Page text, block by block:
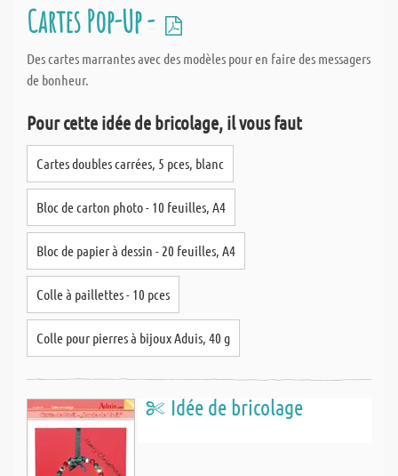
Cartes Pop-Up -
Des cartes marrantes avec des modèles pour en faire des messagers
de bonheur.
Pour cette idée de bricolage, il vous faut
Cartes doubles carrées, 5 pces, blanc
Bloc de carton photo - 10 feuilles, A4
Bloc de papier à dessin - 20 feuilles, A4
Colle à paillettes - 10 pces
Colle pour pierres à bijoux Aduis, 40 g
Idée de bricolage